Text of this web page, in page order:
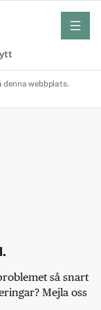
meny
denna webbplats.
så snart
Mejla oss